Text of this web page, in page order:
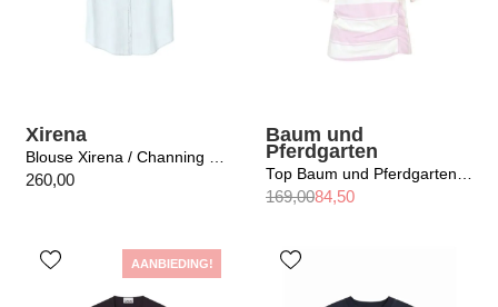
Xirena
Blouse Xirena / Channing Shirt Air Blue
260,00
Baum und
Pferdgarten
Top Baum und Pferdgarten / Judite pink
169,0084,50
AANBIEDING!